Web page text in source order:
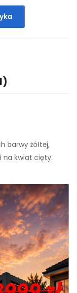
barwy żółtej,
na kwiat cięty.